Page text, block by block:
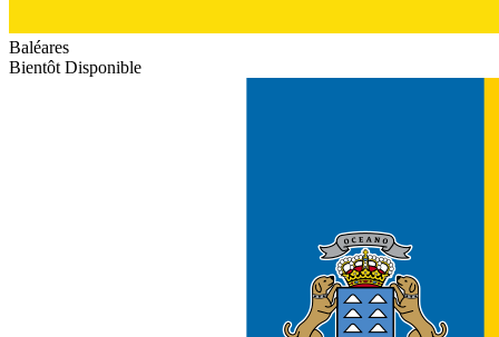
Baléares
Bientôt Disponible